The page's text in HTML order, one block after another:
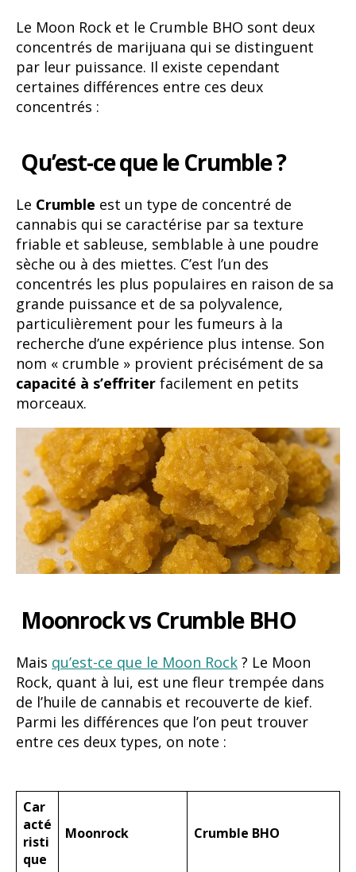
Le Moon Rock et le Crumble BHO sont deux
concentrés de marijuana qui se distinguent
par leur puissance. Il existe cependant
certaines différences entre ces deux
concentrés :
Qu’est-ce que le Crumble ?
Le Crumble est un type de concentré de
cannabis qui se caractérise par sa texture
friable et sableuse, semblable à une poudre
sèche ou à des miettes. C’est l’un des
concentrés les plus populaires en raison de sa
grande puissance et de sa polyvalence,
particulièrement pour les fumeurs à la
recherche d’une expérience plus intense. Son
nom « crumble » provient précisément de sa
capacité à s’effriter facilement en petits
morceaux.
Moonrock vs Crumble BHO
Mais qu’est-ce que le Moon Rock ? Le Moon
Rock, quant à lui, est une fleur trempée dans
de l’huile de cannabis et recouverte de kief.
Parmi les différences que l’on peut trouver
entre ces deux types, on note :
Car
acté
risti
que
Moonrock Crumble BHO